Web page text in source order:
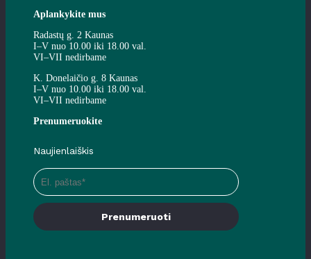
Aplankykite mus
Radastų g. 2 Kaunas
I–V nuo 10.00 iki 18.00 val.
VI–VII nedirbame
K. Donelaičio g. 8 Kaunas
I–V nuo 10.00 iki 18.00 val.
VI–VII nedirbame
Prenumeruokite
Naujienlaiškis
Prenumeruoti